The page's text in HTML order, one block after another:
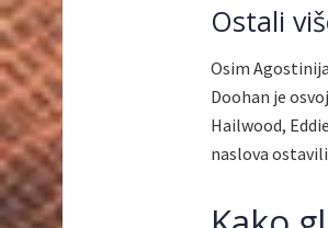
Ostali
Osim
Doohan je
Hailwood,
naslova